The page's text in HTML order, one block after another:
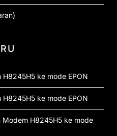
ke mode EPON
ke mode EPON
Modem H8245H5 ke mode